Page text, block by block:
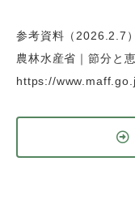
参考資料（2026.2.7）
農林水産省｜節分と
https://